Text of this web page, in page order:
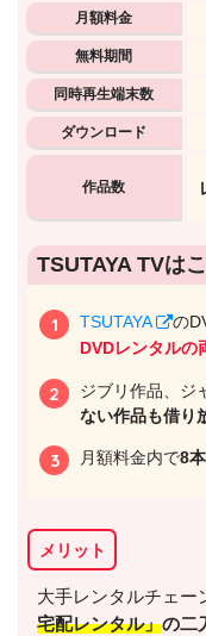
月額料金
無料期間
同時再生端末数
ダウンロード
作品数
TSUTAYA TVは
TSUTAYA の
DVDレンタルの
ジブリ作品、ジ
ない作品も借り
月額料金内で8
メリット
大手レンタルチェー
宅配レンタル」の二